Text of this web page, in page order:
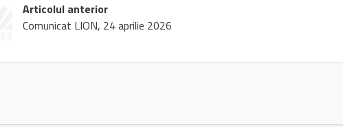
Articolul anterior
Comunicat LION, 24 aprilie 2026